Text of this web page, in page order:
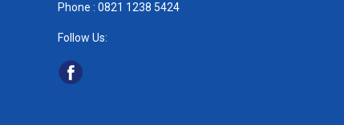
Phone : 0821 1238 5424
Follow Us: